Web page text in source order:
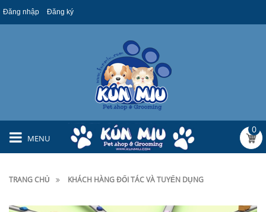
Đăng nhập Đăng ký
MENU
0
TRANG CHỦ KHÁCH HÀNG ĐỐI TÁC VÀ TUYỂN DỤNG